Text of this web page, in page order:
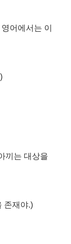
어에서는 이
끼는 대상을
존재야.)